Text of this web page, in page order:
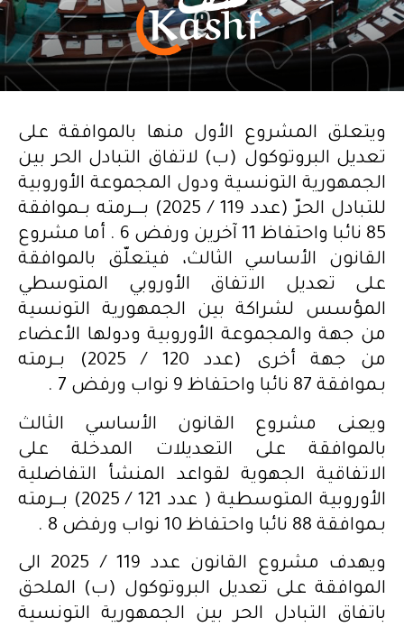
ويتعلق المشروع الأول منها بالموافقة على
تعديل البروتوكول (ب) لاتفاق التبادل الحر بين
الجمهورية التونسية ودول المجموعة الأوروبية
للتبادل الحرّ (عدد 119 / 2025) بــــرمته بــموافقة
85 نائبا واحتفاظ 11 آخرين ورفض 6 . أما مشروع
القانون الأساسي الثالث، فيتعلّق بالموافقة
على تعديل الاتفاق الأوروبي المتوسطي
المؤسس لشراكة بين الجمهورية التونسية
من جهة والمجموعة الأوروبية ودولها الأعضاء
من جهة أخرى (عدد 120 / 2025) بــرمته
بـموافقة 87 نائبا واحتفاظ 9 نواب ورفض 7 .
ويعنى مشروع القانون الأساسي الثالث
بالموافقة على التعديلات المدخلة على
الاتفاقية الجهوية لقواعد المنشأ التفاضلية
الأوروبية المتوسطية ( عدد 121 / 2025) بـــرمته
بـموافقة 88 نائبا واحتفاظ 10 نواب ورفض 8 .
ويهدف مشروع القانون عدد 119 / 2025 الى
الموافقة على تعديل البروتوكول (ب) الملحق
باتفاق التبادل الحر بين الجمهورية التونسية